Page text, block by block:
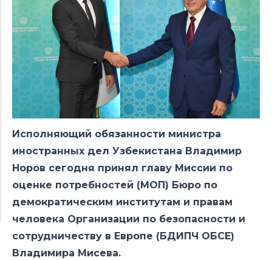
Исполняющий обязанности министра
иностранных дел Узбекистана Владимир
Норов сегодня принял главу Миссии по
оценке потребностей (МОП) Бюро по
демократическим институтам и правам
человека Организации по безопасности и
сотрудничеству в Европе (БДИПЧ ОБСЕ)
Владимира Мисева.